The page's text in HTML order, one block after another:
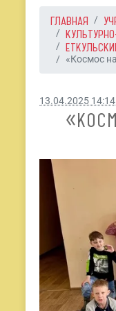
ГЛАВНАЯ
«Космос
13.04.2025 14:14